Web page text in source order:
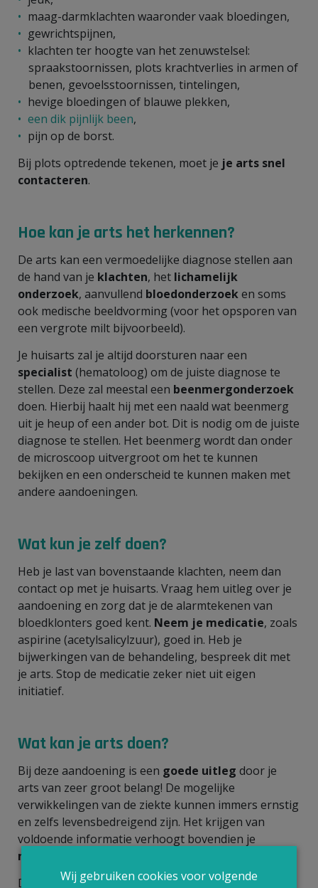
maag-darmklachten waaronder vaak bloedingen,
gewrichtspijnen,
klachten ter hoogte van het zenuwstelsel:
spraakstoornissen, plots krachtverlies in armen of
benen, gevoelsstoornissen, tintelingen,
hevige bloedingen of blauwe plekken,
een dik pijnlijk been,
pijn op de borst.
Bij plots optredende tekenen, moet je je arts snel
contacteren.
Hoe kan je arts het herkennen?
De arts kan een vermoedelijke diagnose stellen aan
de hand van je klachten, het lichamelijk
onderzoek, aanvullend bloedonderzoeken soms
ook medische beeldvorming (voor het opsporen van
een vergrote milt bijvoorbeeld).
Je huisarts zal je altijd doorsturen naar een
specialist (hematoloog) om de juiste diagnose te
stellen. Deze zal meestal een beenmergonderzoek
doen. Hierbij haalt hij met een naald wat beenmerg
uit je heup of een ander bot. Dit is nodig om de juiste
diagnose te stellen. Het beenmerg wordt dan onder
de microscoop uitvergroot om het te kunnen
bekijken en een onderscheid te kunnen maken met
andere aandoeningen.
Wat kun je zelf doen?
Heb je last van bovenstaande klachten, neem dan
contact op met je huisarts. Vraag hem uitleg over je
aandoening en zorg dat je de alarmtekenen van
bloedklonters goed kent. Neem je medicatie, zoals
aspirine (acetylsalicylzuur), goed in. Heb je
bijwerkingen van de behandeling, bespreek dit met
je arts. Stop de medicatie zeker niet uit eigen
initiatief.
Wat kan je arts doen?
Bij deze aandoening is een goede uitleg door je
arts van zeer groot belang! De mogelijke
verwikkelingen van de ziekte kunnen immers ernstig
en zelfs levensbedreigend zijn. Het krijgen van
voldoende informatie verhoogt bovendien je
motivatie
De behandeling is gericht op hetvermijden van
Wij gebruiken cookies voor volgende